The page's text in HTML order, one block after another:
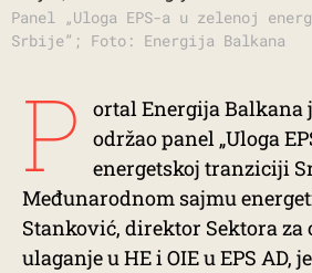
Panel „Uloga EPS-a u zelenoj
Srbije”; Foto: Energija Balkana
P
ortal Energija Balkana
održao panel „Uloga
energetskoj tranziciji
Međunarodnom sajmu
Stanković, direktor Sektora za
ulaganje u HE i OIE u EPS AD,